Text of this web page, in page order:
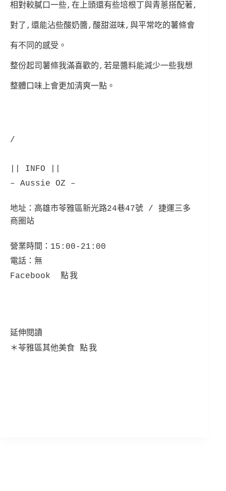
相對較膩口一些,在上頭還有些培根丁與青蔥搭配著,
對了,還能沾些酸奶醬,酸甜滋味,與平常吃的薯條會
有不同的感受。
整份起司薯條我滿喜歡的,若是醬料能減少一些我想
整體口味上會更加清爽一點。
/
|| INFO ||
– Aussie OZ –
地址： 高雄市苓雅區新光路24巷47號 / 捷運三多
商圈站
營業時間：15:00-21:00
電話：無
Facebook 點我
延伸閱讀
＊苓雅區其他美食 點我